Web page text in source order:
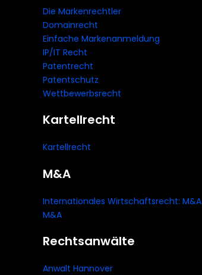
Die Markenrechtler
Domainrecht
Einfache Markenanmeldung
IP/IT Recht
Patentrecht
Patentschutz
Wettbewerbsrecht
Kartellrecht
Kartellrecht
M&A
Internationales Wirtschaftsrecht: M&A
M&A
Rechtsanwälte
Anwalt Hannover